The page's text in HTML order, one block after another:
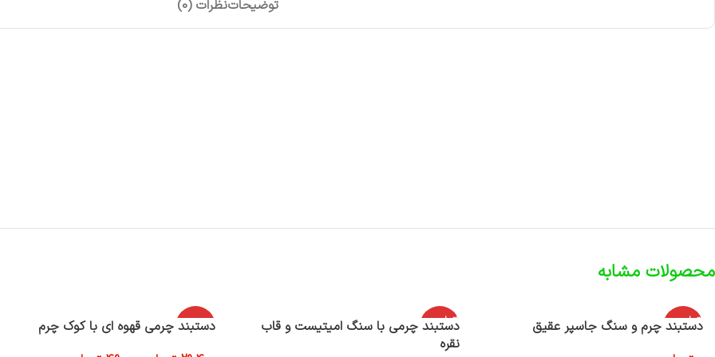
توضیحاتنظرات (0)
محصولات مشابه
اتمام موج
ودی
دستبند چرم و سنگ جاسپر عقیق
اتمام موج
ودی
دستبند چرمی با سنگ امیتیست و قاب
نقره
-40%
دستبند چرمی قهوه ای با کوک چرم